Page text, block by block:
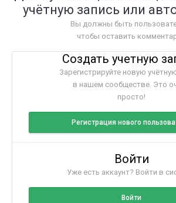
учётную запись или
Вы должны быть
чтобы оставить
Создать учетную
Зарегистрируйте новую
в нашем сообществе. Это
просто!
Регистрация нового
Войти
Уже есть аккаунт? Войти в
Войти